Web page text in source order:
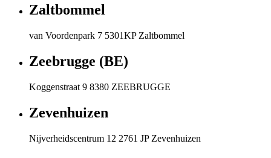
Zaltbommel
van Voordenpark 7 5301KP Zaltbommel
Zeebrugge (BE)
Koggenstraat 9 8380 ZEEBRUGGE
Zevenhuizen
Nijverheidscentrum 12 2761 JP Zevenhuizen